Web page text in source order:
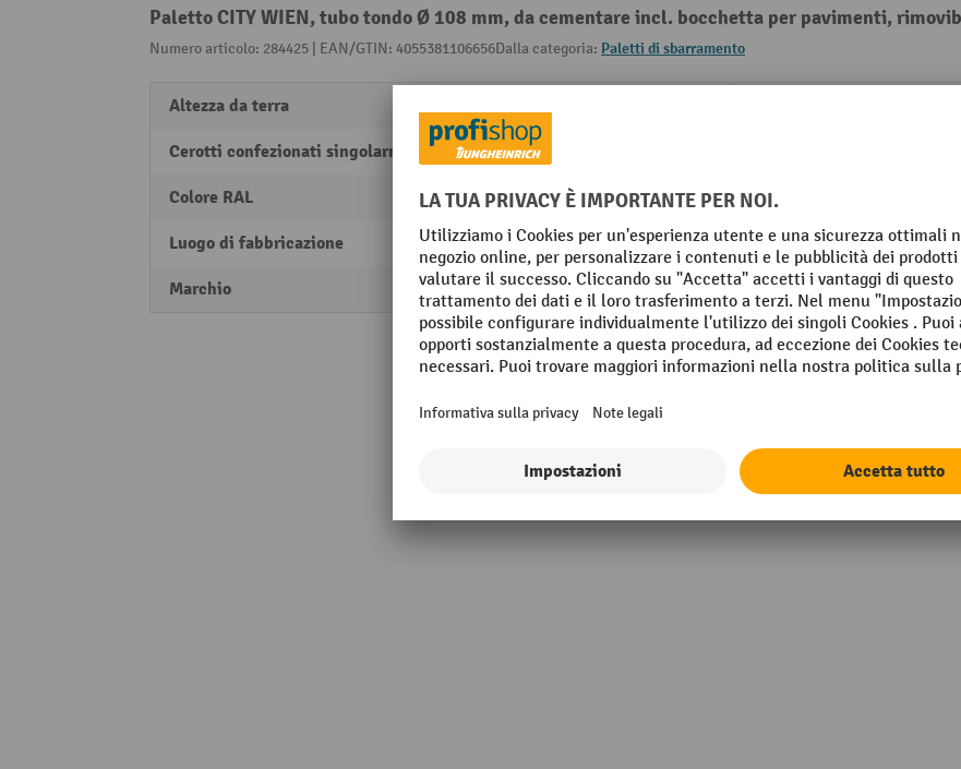
Paletto CITY WIEN, tubo tondo Ø 108 mm, da cementare incl. bocchetta per pavimenti,
Numero articolo: 284425 | EAN/GTIN: 4055381106656Dalla categoria: Paletti di sbarramento
Altezza da terra
Cerotti confezionati singolarmente 108 mm
Colore RAL RAL 8019 marrone grigiastro
Luogo di fabbricazione Made in Germany
Marchio MORAVIA
Peso proprio
Segmento
Superficie